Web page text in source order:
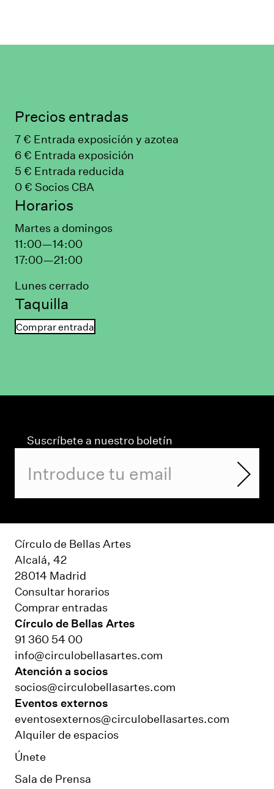
Precios entradas
7 € Entrada exposición y azotea
6 € Entrada exposición
5 € Entrada reducida
0 € Socios CBA
Horarios
Martes a domingos
11:00—14:00
17:00—21:00
Lunes cerrado
Taquilla
Comprar entrada
Suscríbete a nuestro boletín
Círculo de Bellas Artes
Alcalá, 42
28014 Madrid
Consultar horarios
Comprar entradas
Círculo de Bellas Artes
91 360 54 00
info@circulobellasartes.com
Atención a socios
socios@circulobellasartes.com
Eventos externos
eventosexternos@circulobellasartes.com
Alquiler de espacios
Únete
Sala de Prensa